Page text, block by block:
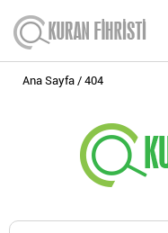
Ana Sayfa 404